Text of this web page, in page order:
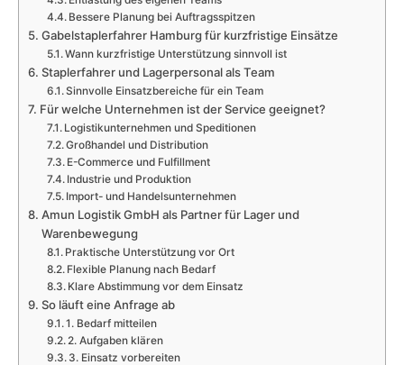
Bessere Planung bei Auftragsspitzen
Gabelstaplerfahrer Hamburg für kurzfristige Einsätze
Wann kurzfristige Unterstützung sinnvoll ist
Staplerfahrer und Lagerpersonal als Team
Sinnvolle Einsatzbereiche für ein Team
Für welche Unternehmen ist der Service geeignet?
Logistikunternehmen und Speditionen
Großhandel und Distribution
E-Commerce und Fulfillment
Industrie und Produktion
Import- und Handelsunternehmen
Amun Logistik GmbH als Partner für Lager und
Warenbewegung
Praktische Unterstützung vor Ort
Flexible Planung nach Bedarf
Klare Abstimmung vor dem Einsatz
So läuft eine Anfrage ab
1. Bedarf mitteilen
2. Aufgaben klären
3. Einsatz vorbereiten